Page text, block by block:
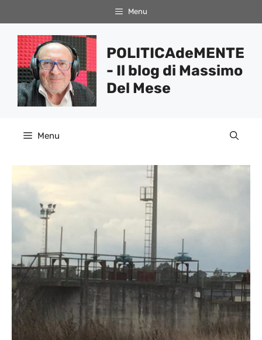
al
contenuto
Menu
POLITICAdeMENTE
- Il blog di Massimo
Del Mese
Menu